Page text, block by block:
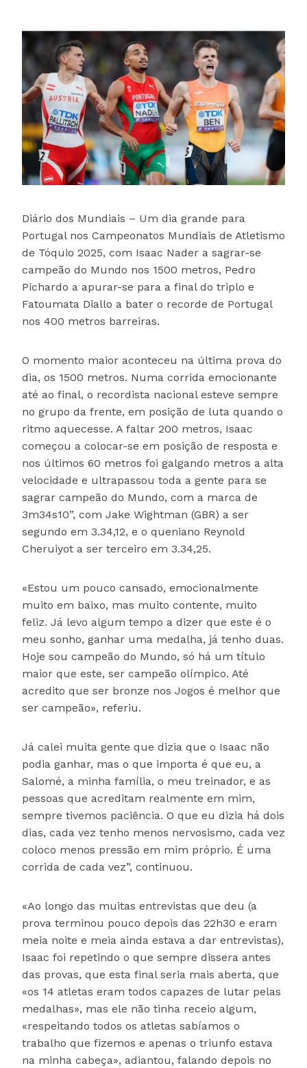
Diário dos Mundiais – Um dia grande para
Portugal nos Campeonatos Mundiais de Atletismo
de Tóquio 2025, com Isaac Nader a sagrar-se
campeão do Mundo nos 1500 metros, Pedro
Pichardo a apurar-se para a final do triplo e
Fatoumata Diallo a bater o recorde de Portugal
nos 400 metros barreiras.
O momento maior aconteceu na última prova do
dia, os 1500 metros. Numa corrida emocionante
até ao final, o recordista nacional esteve sempre
no grupo da frente, em posição de luta quando o
ritmo aquecesse. A faltar 200 metros, Isaac
começou a colocar-se em posição de resposta e
nos últimos 60 metros foi galgando metros a alta
velocidade e ultrapassou toda a gente para se
sagrar campeão do Mundo, com a marca de
3m34s10”, com Jake Wightman (GBR) a ser
segundo em 3.34,12, e o queniano Reynold
Cheruiyot a ser terceiro em 3.34,25.
«Estou um pouco cansado, emocionalmente
muito em baixo, mas muito contente, muito
feliz. Já levo algum tempo a dizer que este é o
meu sonho, ganhar uma medalha, já tenho duas.
Hoje sou campeão do Mundo, só há um título
maior que este, ser campeão olímpico. Até
acredito que ser bronze nos Jogos é melhor que
ser campeão», referiu.
Já calei muita gente que dizia que o Isaac não
podia ganhar, mas o que importa é que eu, a
Salomé, a minha família, o meu treinador, e as
pessoas que acreditam realmente em mim,
sempre tivemos paciência. O que eu dizia há dois
dias, cada vez tenho menos nervosismo, cada vez
coloco menos pressão em mim próprio. É uma
corrida de cada vez”, continuou.
«Ao longo das muitas entrevistas que deu (a
prova terminou pouco depois das 22h30 e eram
meia noite e meia ainda estava a dar entrevistas),
Isaac foi repetindo o que sempre dissera antes
das provas, que esta final seria mais aberta, que
«os 14 atletas eram todos capazes de lutar pelas
medalhas», mas ele não tinha receio algum,
«respeitando todos os atletas sabíamos o
trabalho que fizemos e apenas o triunfo estava
na minha cabeça», adiantou, falando depois no